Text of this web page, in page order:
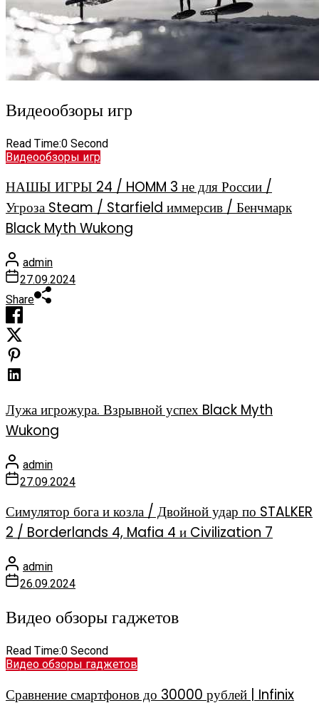
Видеообзоры игр
Read Time:0 Second
Видеообзоры игр
НАШЫ ИГРЫ 24 / HOMM 3 не для России /
Угроза Steam / Starfield иммерсив / Бенчмарк
Black Myth Wukong
admin
27.09.2024
Share
Лужа игрожура. Взрывной успех Black Myth
Wukong
admin
27.09.2024
Симулятор бога и козла / Двойной удар по STALKER
2 / Borderlands 4, Mafia 4 и Civilization 7
admin
26.09.2024
Видео обзоры гаджетов
Read Time:0 Second
Видео обзоры гаджетов
Сравнение смартфонов до 30000 рублей | Infinix